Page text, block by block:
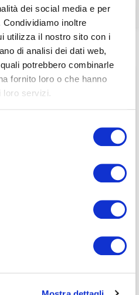
dei social media e per
inoltre
utilizza il nostro sito con i
di analisi dei dati web,
potrebbero combinarle
fornito loro o che hanno
loro servizi.
noi/
a rendere più difficile
Bilancio
è riservata agli
è necessario
email e password qui